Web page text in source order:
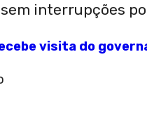
interrupções
visita do